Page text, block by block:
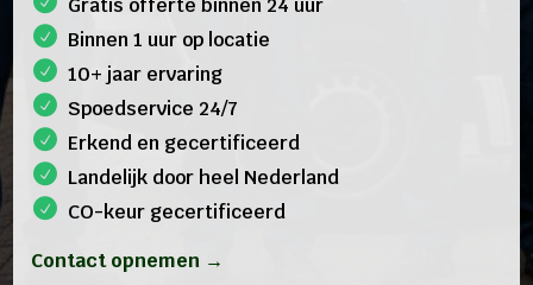
Gratis offerte binnen 24 uur
Binnen 1 uur op locatie
10+ jaar ervaring
Spoedservice 24/7
Erkend en gecertificeerd
Landelijk door heel Nederland
CO-keur gecertificeerd
Contact opnemen →